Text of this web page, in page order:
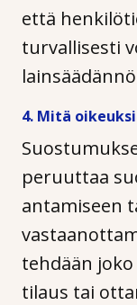
että
turvallisesti
4. Mitä
peruuttaa
antamiseen
tehdään
tilaus tai